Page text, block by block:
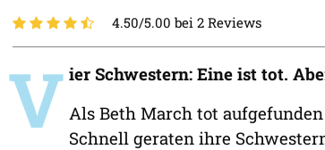
4.50/5.00 bei 2 Reviews
V ier Schwestern: Eine ist tot.
Als Beth March tot
Schnell geraten ihre